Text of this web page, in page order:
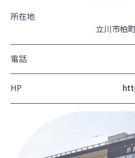
所在地
立川市柏
電話
HP